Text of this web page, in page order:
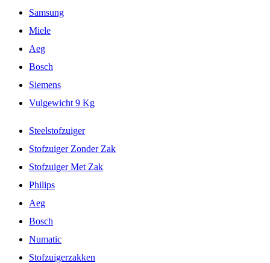
Samsung
Miele
Aeg
Bosch
Siemens
Vulgewicht 9 Kg
Steelstofzuiger
Stofzuiger Zonder Zak
Stofzuiger Met Zak
Philips
Aeg
Bosch
Numatic
Stofzuigerzakken